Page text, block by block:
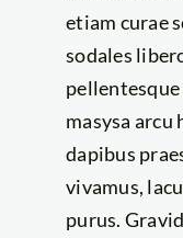
etiam curae
sodales
masysa arcu
dapibus
vivamus,
purus.